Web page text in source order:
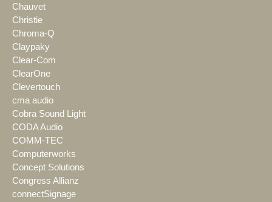
Chauvet
Christie
Chroma-Q
Claypaky
Clear-Com
ClearOne
Clevertouch
cma audio
Cobra Sound Light
CODA Audio
COMM-TEC
Computerworks
Concept Solutions
Congress Allianz
connectSignage